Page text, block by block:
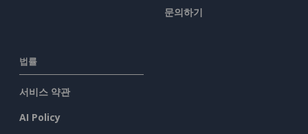
문의하기
법률
서비스 약관
AI Policy